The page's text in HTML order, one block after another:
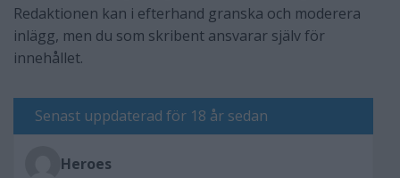
Redaktionen kan i efterhand granska och moderera
inlägg, men du som skribent ansvarar själv för
innehållet.
Senast uppdaterad för 18 år sedan
Heroes